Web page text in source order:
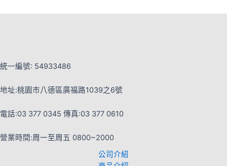
統一編號: 54933486
地址:桃園市八德區廣福路1039之6號
電話:03 377 0345 傳真:03 377 0610
營業時間:周一至周五 0800~2000
公司介紹